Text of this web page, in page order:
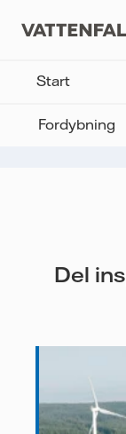
Start
Fordybning
Del